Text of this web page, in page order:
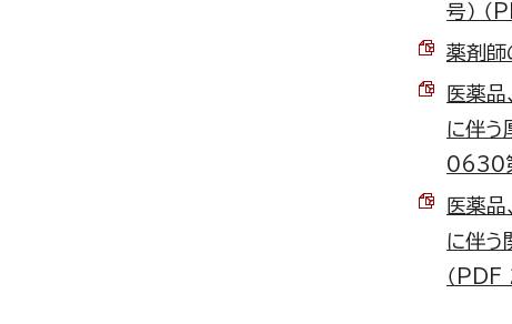
号）
薬剤師
医薬
に伴う
0630
医薬
に伴
（